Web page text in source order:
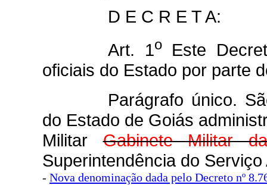
D E C R E T A:
Art. 1oEste
oficiais do Estado por parte
Parágrafo único.
do Estado de Goiás
MilitarGabinete Militar
Superintendência do Serviço
- Nova denominação dada pelo Decreto nº